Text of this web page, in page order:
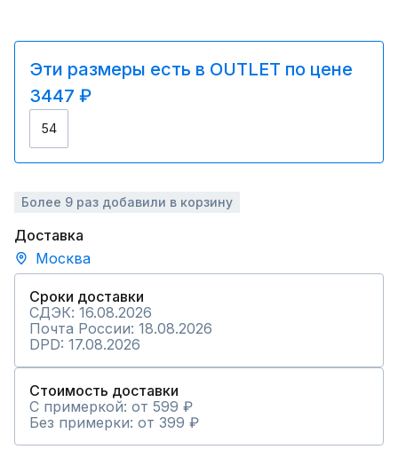
Эти размеры есть в OUTLET по цене
3447 ₽
54
Более 9 раз добавили в корзину
Доставка
Москва
Сроки доставки
СДЭК: 16.08.2026
Почта России: 18.08.2026
DPD: 17.08.2026
Стоимость доставки
С примеркой: от 599 ₽
Без примерки: от 399 ₽